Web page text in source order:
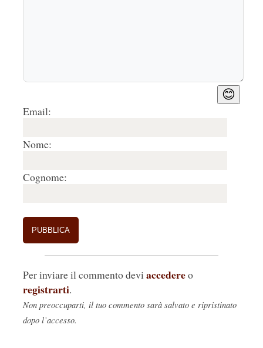
😊
Email:
Nome:
Cognome:
Per inviare il commento devi accedereo
registrarti.
Non preoccuparti, il tuo commento sarà salvato e ripristinato
dopo l’accesso.